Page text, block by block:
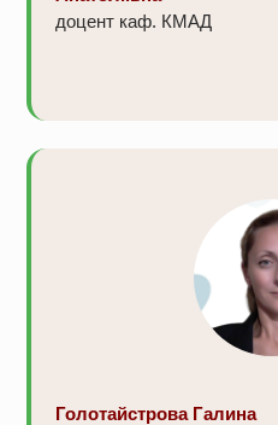
доцент каф. КМАД
Голотайстрова Галина